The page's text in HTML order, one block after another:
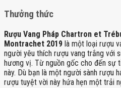
Thưởng thức
Rượu Vang Pháp Chartron et
Montrachet 2019 là một loại rượu
người yêu thích rượu vang trắng với
hương vị. Từ nguồn gốc cho đến sự
này. Dù bạn là một người sành rượu
rượu tuyệt vời này hứa hẹn một trải